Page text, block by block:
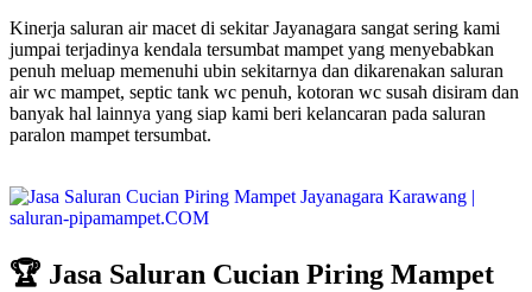
Kinerja saluran air macet di sekitar Jayanagara sangat sering kami
jumpai terjadinya kendala tersumbat mampet yang menyebabkan
penuh meluap memenuhi ubin sekitarnya dan dikarenakan saluran
air wc mampet, septic tank wc penuh, kotoran wc susah disiram dan
banyak hal lainnya yang siap kami beri kelancaran pada saluran
paralon mampet tersumbat.
🏆 Jasa Saluran Cucian Piring Mampet